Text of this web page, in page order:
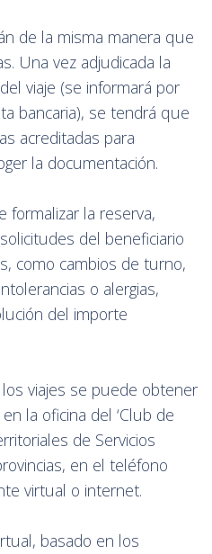
de la misma manera que
Una vez adjudicada la
viaje (se informará por
bancaria), se tendrá que
acreditadas para
la documentación.
formalizar la reserva,
del beneficiario
como cambios de turno,
o alergias,
del importe
viajes se puede obtener
la oficina del ‘Club de
de Servicios
en el teléfono
virtual o internet.
basado en los